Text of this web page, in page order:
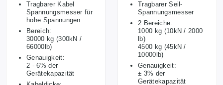
Tragbarer Kabel
Spannungsmesser für
hohe Spannungen
Bereich:
30000 kg (300kN /
66000lb)
Genauigkeit:
2 - 6% der
Gerätekapazität
Tragbarer Seil-
Spannungsmesser
2 Bereiche:
1000 kg (10kN / 2000
lb)
4500 kg (45kN /
10000lb)
Genauigkeit:
± 3% der
Gerätekapazität